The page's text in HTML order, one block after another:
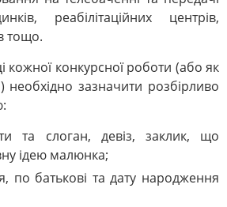
реабілітаційних центрів,
тощо.
кожної конкурсної роботи (або як
необхідно зазначити розбірливо
та слоган, девіз, заклик, що
ідею малюнка;
по батькові та дату народження